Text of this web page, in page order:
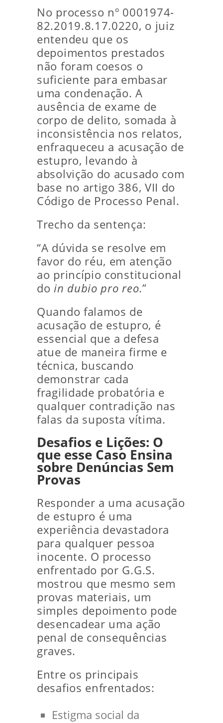
No processo nº 0001974-
82.2019.8.17.0220, o juiz
entendeu que os
depoimentos prestados
não foram coesos o
suficiente para embasar
uma condenação. A
ausência de exame de
corpo de delito, somada à
inconsistência nos relatos,
enfraqueceu a acusação de
estupro, levando à
absolvição do acusado com
base no artigo 386, VII do
Código de Processo Penal.
Trecho da sentença:
“A dúvida se resolve em
favor do réu, em atenção
ao princípio constitucional
doin dubio pro reo.”
Quando falamos de
acusação de estupro, é
essencial que a defesa
atue de maneira firme e
técnica, buscando
demonstrar cada
fragilidade probatória e
qualquer contradição nas
falas da suposta vítima.
Desafios e Lições: O
que esse Caso Ensina
sobre Denúncias Sem
Provas
Responder a uma acusação
de estupro é uma
experiência devastadora
para qualquer pessoa
inocente. O processo
enfrentado por G.G.S.
mostrou que mesmo sem
provas materiais, um
simples depoimento pode
desencadear uma ação
penal de consequências
graves.
Entre os principais
desafios enfrentados:
Estigma social da